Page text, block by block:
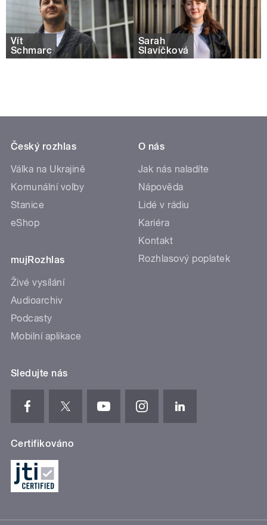
Vít
Schmarc
Sarah
Slavíčková
Český rozhlas
Válka na Ukrajině
Komunální volby
Stanice
eShop
mujRozhlas
Živé vysílání
Audioarchiv
Podcasty
Mobilní aplikace
O nás
Jak nás naladíte
Nápověda
Lidé v rádiu
Kariéra
Kontakt
Rozhlasový poplatek
Sledujte nás
Certifikováno